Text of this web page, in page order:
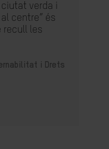
verda i
centre” és
recull les
i Drets